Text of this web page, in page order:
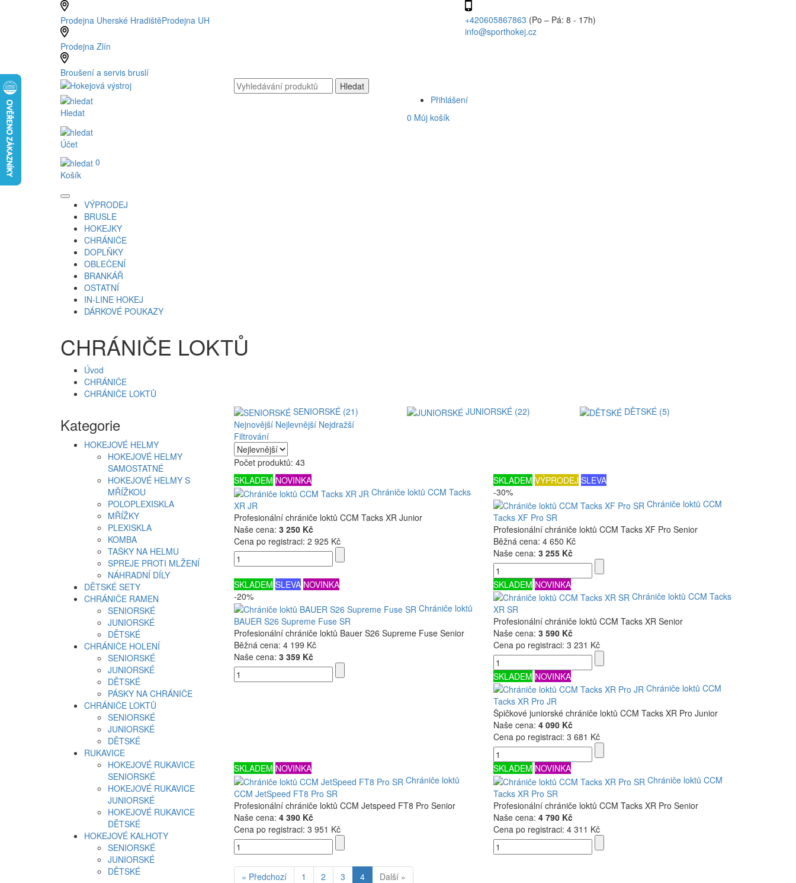
Prodejna Uherské HradištěProdejna UH
Prodejna Zlín
Broušení a servis bruslí
+420605867863 (Po – Pá: 8 - 17h)
info@sporthokej.cz
Hledat
Účet
0
Košík
Přihlášení
0 Můj košík
VÝPRODEJ
BRUSLE
HOKEJKY
CHRÁNIČE
DOPLŇKY
OBLEČENÍ
BRANKÁŘ
OSTATNÍ
IN-LINE HOKEJ
DÁRKOVÉ POUKAZY
CHRÁNIČE LOKTŮ
Úvod
CHRÁNIČE
CHRÁNIČE LOKTŮ
Kategorie
HOKEJOVÉ HELMY
HOKEJOVÉ HELMY
SAMOSTATNÉ
HOKEJOVÉ HELMY S
MŘÍŽKOU
POLOPLEXISKLA
MŘÍŽKY
PLEXISKLA
KOMBA
TAŠKY NA HELMU
SPREJE PROTI MLŽENÍ
NÁHRADNÍ DÍLY
DĚTSKÉ SETY
CHRÁNIČE RAMEN
SENIORSKÉ
JUNIORSKÉ
DĚTSKÉ
CHRÁNIČE HOLENÍ
SENIORSKÉ
JUNIORSKÉ
DĚTSKÉ
PÁSKY NA CHRÁNIČE
CHRÁNIČE LOKTŮ
SENIORSKÉ
JUNIORSKÉ
DĚTSKÉ
RUKAVICE
HOKEJOVÉ RUKAVICE
SENIORSKÉ
HOKEJOVÉ RUKAVICE
JUNIORSKÉ
HOKEJOVÉ RUKAVICE
DĚTSKÉ
HOKEJOVÉ KALHOTY
SENIORSKÉ
JUNIORSKÉ
DĚTSKÉ
SENIORSKÉ (21) JUNIORSKÉ (22)
DĚTSKÉ (5)
Nejnovější Nejlevnější Nejdražší
Filtrování
Počet produktů: 43
SKLADEM NOVINKA
Chrániče loktů CCM Tacks
XR JR
Profesionální chrániče loktů CCM Tacks XR Junior
Naše cena: 3 250 Kč
Cena po registraci: 2 925 Kč
SKLADEM VÝPRODEJ SLEVA
-30%
Chrániče loktů CCM
Tacks XF Pro SR
Profesionální chrániče loktů CCM Tacks XF Pro Senior
Běžná cena:4 650 Kč
Naše cena:3 255 Kč
SKLADEM SLEVA NOVINKA
-20%
Chrániče loktů
BAUER S26 Supreme Fuse SR
Profesionální chrániče loktů Bauer S26 Supreme Fuse Senior
Běžná cena: 4 199 Kč
Naše cena: 3 359 Kč
SKLADEM NOVINKA
Chrániče loktů CCM Tacks
XR SR
Profesionální chrániče loktů CCM Tacks XR Senior
Naše cena:3 590 Kč
Cena po registraci:3 231 Kč
SKLADEM NOVINKA
Chrániče loktů CCM
Tacks XR Pro JR
Špičkové juniorské chrániče loktů CCM Tacks XR Pro Junior
Naše cena:4 090 Kč
Cena po registraci:3 681 Kč
SKLADEM NOVINKA
Chrániče loktů
CCM JetSpeed FT8 Pro SR
Profesionální chrániče loktů CCM Jetspeed FT8 Pro Senior
Naše cena: 4 390 Kč
Cena po registraci: 3 951 Kč
SKLADEM NOVINKA
Chrániče loktů CCM
Tacks XR Pro SR
Profesionální chrániče loktů CCM Tacks XR Pro Senior
Naše cena:4 790 Kč
Cena po registraci:4 311 Kč
« Předchozí 1 2 3 4 Další »